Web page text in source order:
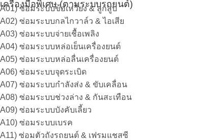
เครื่องมือพิเศษ (ตามระบบรถยนต์)
A01) ซ่อมระบบข้อเหวี่ยง & ลูกสูบ
A02) ซ่อมระบบกลไกวาล์ว & ไอเสีย
A03) ซ่อมระบบจ่ายเชื้อเพลิง
A04) ซ่อมระบบหล่อเย็นเครื่องยนต์
A05) ซ่อมระบบหล่อลื่นเครื่องยนต์
A06) ซ่อมระบบจุดระเบิด
A07) ซ่อมระบบกำลังส่ง & ขับเคลื่อน
A08) ซ่อมระบบช่วงล่าง & กันสะเทือน
A09) ซ่อมระบบบังคับเลี้ยว
A10) ซ่อมระบบเบรค
A11) ซ่อมตัวถังรถยนต์ & เฟรมแชสซี